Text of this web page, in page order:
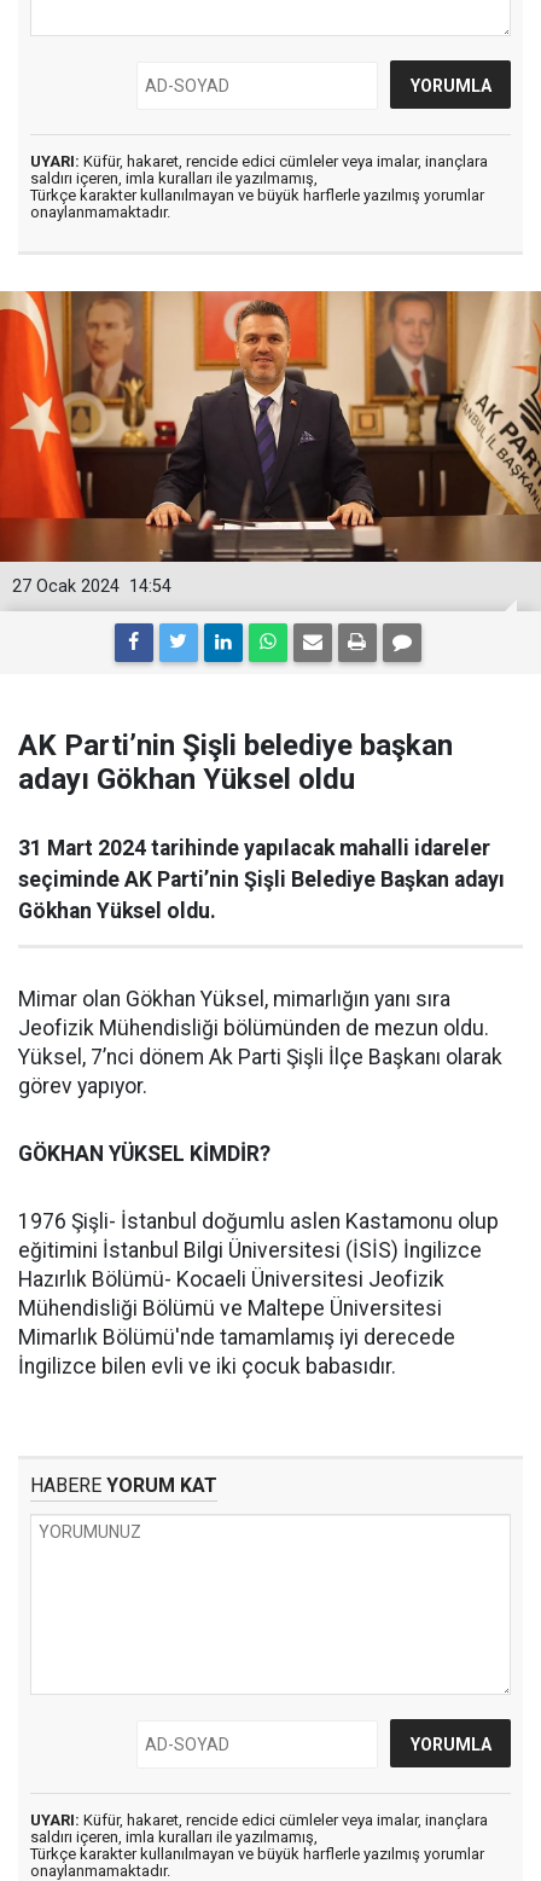
UYARI: Küfür, hakaret, rencide edici cümleler veya imalar, inançlara
saldırı içeren, imla kuralları ile yazılmamış,
Türkçe karakter kullanılmayan ve büyük harflerle yazılmış yorumlar
onaylanmamaktadır.
14:54
27 Ocak 2024
AK Parti’nin Şişli belediye başkan
adayı Gökhan Yüksel oldu
31 Mart 2024 tarihinde yapılacak mahalli idareler
seçiminde AK Parti’nin Şişli Belediye Başkan adayı
Gökhan Yüksel oldu.
Mimar olan Gökhan Yüksel, mimarlığın yanı sıra
Jeofizik Mühendisliği bölümünden de mezun oldu.
Yüksel, 7’nci dönem Ak Parti Şişli İlçe Başkanı olarak
görev yapıyor.
GÖKHAN YÜKSEL KİMDİR?
1976 Şişli- İstanbul doğumlu aslen Kastamonu olup
eğitimini İstanbul Bilgi Üniversitesi (İSİS) İngilizce
Hazırlık Bölümü- Kocaeli Üniversitesi Jeofizik
Mühendisliği Bölümü ve Maltepe Üniversitesi
Mimarlık Bölümü'nde tamamlamış iyi derecede
İngilizce bilen evli ve iki çocuk babasıdır.
HABERE YORUM KAT
UYARI: Küfür, hakaret, rencide edici cümleler veya imalar, inançlara
saldırı içeren, imla kuralları ile yazılmamış,
Türkçe karakter kullanılmayan ve büyük harflerle yazılmış yorumlar
onaylanmamaktadır.